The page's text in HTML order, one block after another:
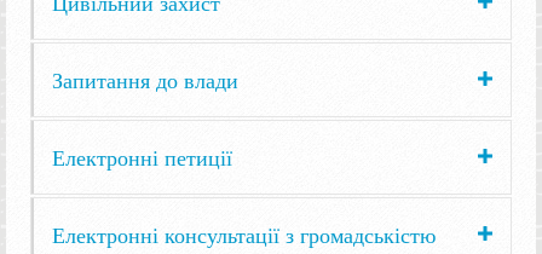
Запитання до влади
Електронні петиції
Електронні консультації з громадськістю